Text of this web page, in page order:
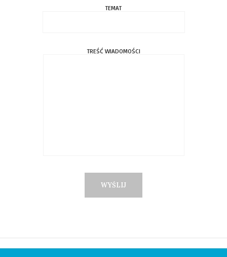
TEMAT
TREŚĆ WIADOMOŚCI